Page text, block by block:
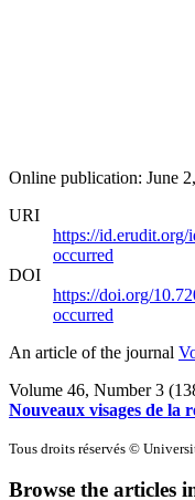
Online publication: June
URI
https://
occurred
DOI
https://doi.org/
occurred
An article of the journal
Volume 46, Number 3
Nouveaux visages de la
Tous droits réservés ©
Browse the articles